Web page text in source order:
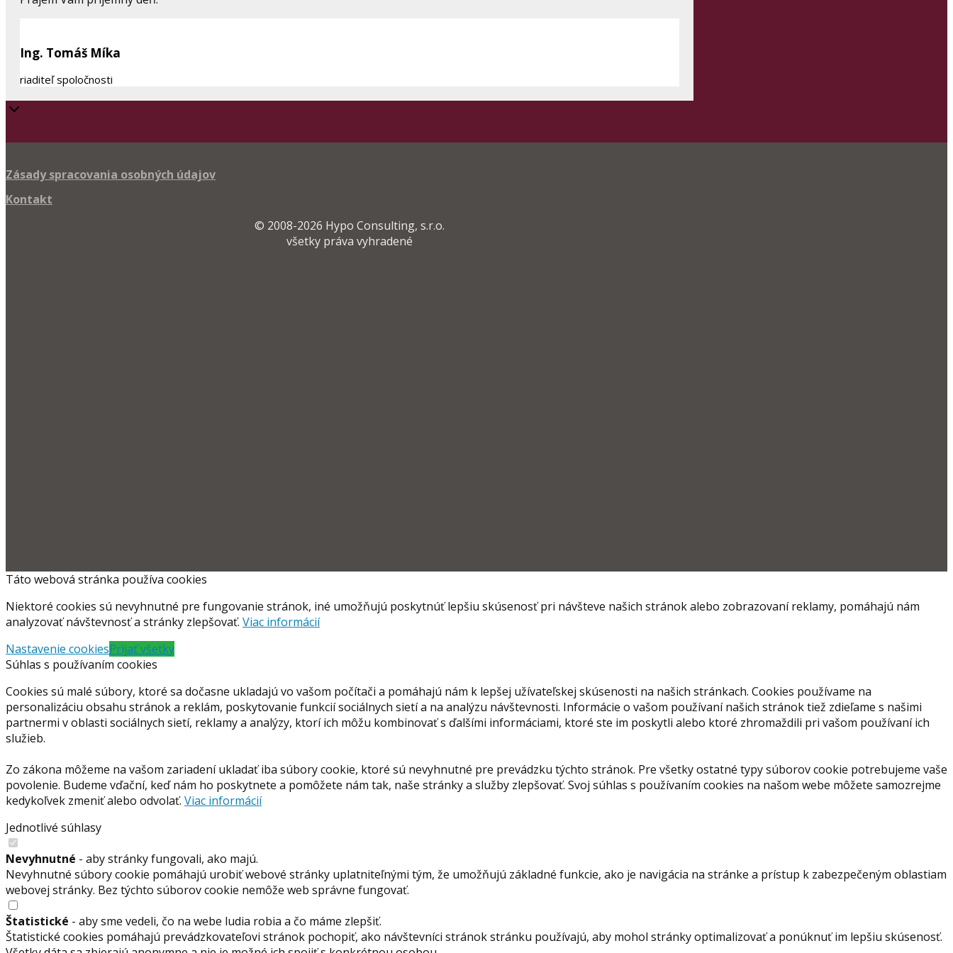
Ing. Tomáš Míka
riaditeľ spoločnosti
Zásady spracovania osobných údajov
Kontakt
© 2008-2026 Hypo Consulting, s.r.o.
všetky práva vyhradené
Táto webová stránka používa cookies
Niektoré cookies sú nevyhnutné pre fungovanie stránok, iné umožňujú poskytnúť lepšiu skúsenosť pri návšteve našich stránok alebo zobrazovaní reklamy, pomáhajú nám
analyzovať návštevnosť a stránky zlepšovať. Viac informácií
Nastavenie cookiesPrijať všetky
Súhlas s používaním cookies
Cookies sú malé súbory, ktoré sa dočasne ukladajú vo vašom počítači a pomáhajú nám k lepšej užívateľskej skúsenosti na našich stránkach. Cookies používame na
personalizáciu obsahu stránok a reklám, poskytovanie funkcií sociálnych sietí a na analýzu návštevnosti. Informácie o vašom používaní našich stránok tiež zdieľame s našimi
partnermi v oblasti sociálnych sietí, reklamy a analýzy, ktorí ich môžu kombinovať s ďalšími informáciami, ktoré ste im poskytli alebo ktoré zhromaždili pri vašom používaní ich
služieb.
Zo zákona môžeme na vašom zariadení ukladať iba súbory cookie, ktoré sú nevyhnutné pre prevádzku týchto stránok. Pre všetky ostatné typy súborov cookie potrebujeme vaše
povolenie. Budeme vďační, keď nám ho poskytnete a pomôžete nám tak, naše stránky a služby zlepšovať. Svoj súhlas s používaním cookies na našom webe môžete samozrejme
kedykoľvek zmeniť alebo odvolať. Viac informácií
Jednotlivé súhlasy
Nevyhnutné - aby stránky fungovali, ako majú.
Nevyhnutné súbory cookie pomáhajú urobiť webové stránky uplatniteľnými tým, že umožňujú základné funkcie, ako je navigácia na stránke a prístup k zabezpečeným oblastiam
webovej stránky. Bez týchto súborov cookie nemôže web správne fungovať.
Štatistické - aby sme vedeli, čo na webe ludia robia a čo máme zlepšiť.
Štatistické cookies pomáhajú prevádzkovateľovi stránok pochopiť, ako návštevníci stránok stránku používajú, aby mohol stránky optimalizovať a ponúknuť im lepšiu skúsenosť.